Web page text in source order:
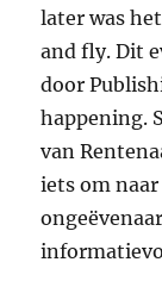
later was
and fly. Dit
door
happening.
van
iets om